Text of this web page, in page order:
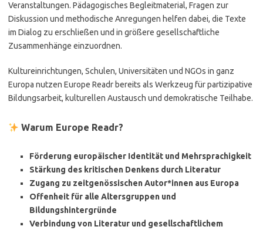
Veranstaltungen. Pädagogisches Begleitmaterial, Fragen zur
Diskussion und methodische Anregungen helfen dabei, die Texte
im Dialog zu erschließen und in größere gesellschaftliche
Zusammenhänge einzuordnen.
Kultureinrichtungen, Schulen, Universitäten und NGOs in ganz
Europa nutzen Europe Readr bereits als Werkzeug für partizipative
Bildungsarbeit, kulturellen Austausch und demokratische Teilhabe.
Warum Europe Readr?
Förderung europäischer Identität und Mehrsprachigkeit
Stärkung des kritischen Denkens durch Literatur
Zugang zu zeitgenössischen Autor*innen aus Europa
Offenheit für alle Altersgruppen und
Bildungshintergründe
Verbindung von Literatur und gesellschaftlichem